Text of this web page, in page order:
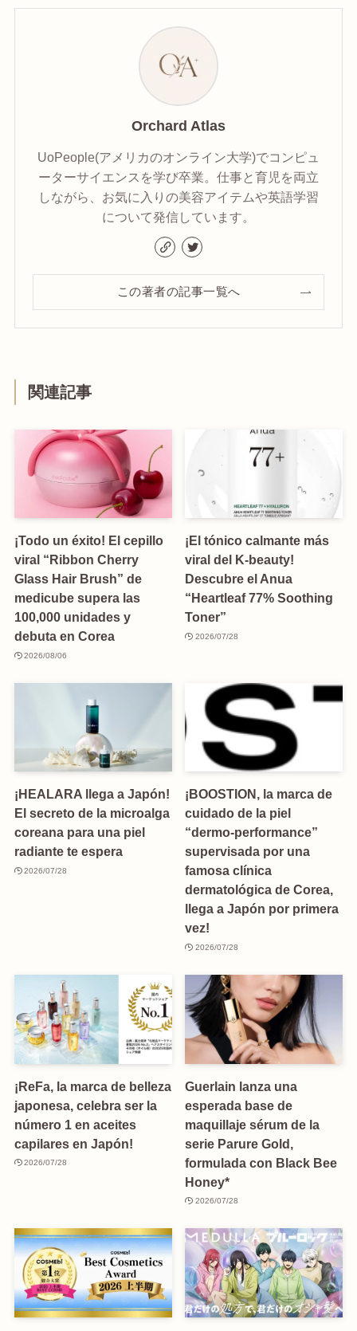
Orchard Atlas
UoPeople(アメリカのオンライン大学)でコンピュ
ーターサイエンスを学び卒業。仕事と育児を両立
しながら、お気に入りの美容アイテムや英語学習
について発信しています。
この著者の記事一覧へ
関連記事
¡Todo un éxito! El cepillo
viral “Ribbon Cherry
Glass Hair Brush” de
medicube supera las
100,000 unidades y
debuta en Corea
2026/08/06
¡El tónico calmante más
viral del K-beauty!
Descubre el Anua
“Heartleaf 77% Soothing
Toner”
2026/07/28
¡HEALARA llega a Japón!
El secreto de la microalga
coreana para una piel
radiante te espera
2026/07/28
¡BOOSTION, la marca de
cuidado de la piel
“dermo-performance”
supervisada por una
famosa clínica
dermatológica de Corea,
llega a Japón por primera
vez!
2026/07/28
¡ReFa, la marca de belleza
japonesa, celebra ser la
número 1 en aceites
capilares en Japón!
2026/07/28
Guerlain lanza una
esperada base de
maquillaje sérum de la
serie Parure Gold,
formulada con Black Bee
Honey*
2026/07/28